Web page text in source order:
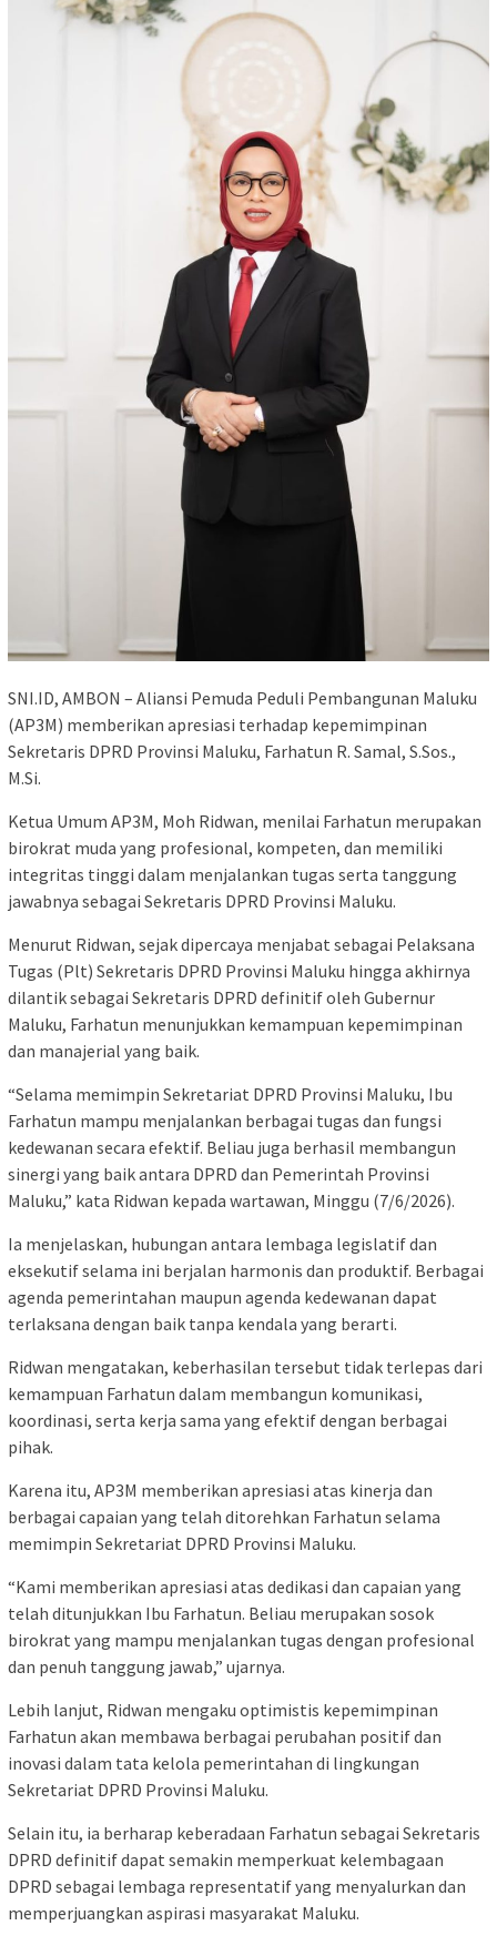
SNI.ID, AMBON – Aliansi Pemuda Peduli Pembangunan Maluku
(AP3M) memberikan apresiasi terhadap kepemimpinan
Sekretaris DPRD Provinsi Maluku, Farhatun R. Samal, S.Sos.,
M.Si.
Ketua Umum AP3M, Moh Ridwan, menilai Farhatun merupakan
birokrat muda yang profesional, kompeten, dan memiliki
integritas tinggi dalam menjalankan tugas serta tanggung
jawabnya sebagai Sekretaris DPRD Provinsi Maluku.
Menurut Ridwan, sejak dipercaya menjabat sebagai Pelaksana
Tugas (Plt) Sekretaris DPRD Provinsi Maluku hingga akhirnya
dilantik sebagai Sekretaris DPRD definitif oleh Gubernur
Maluku, Farhatun menunjukkan kemampuan kepemimpinan
dan manajerial yang baik.
“Selama memimpin Sekretariat DPRD Provinsi Maluku, Ibu
Farhatun mampu menjalankan berbagai tugas dan fungsi
kedewanan secara efektif. Beliau juga berhasil membangun
sinergi yang baik antara DPRD dan Pemerintah Provinsi
Maluku,” kata Ridwan kepada wartawan, Minggu (7/6/2026).
Ia menjelaskan, hubungan antara lembaga legislatif dan
eksekutif selama ini berjalan harmonis dan produktif. Berbagai
agenda pemerintahan maupun agenda kedewanan dapat
terlaksana dengan baik tanpa kendala yang berarti.
Ridwan mengatakan, keberhasilan tersebut tidak terlepas dari
kemampuan Farhatun dalam membangun komunikasi,
koordinasi, serta kerja sama yang efektif dengan berbagai
pihak.
Karena itu, AP3M memberikan apresiasi atas kinerja dan
berbagai capaian yang telah ditorehkan Farhatun selama
memimpin Sekretariat DPRD Provinsi Maluku.
“Kami memberikan apresiasi atas dedikasi dan capaian yang
telah ditunjukkan Ibu Farhatun. Beliau merupakan sosok
birokrat yang mampu menjalankan tugas dengan profesional
dan penuh tanggung jawab,” ujarnya.
Lebih lanjut, Ridwan mengaku optimistis kepemimpinan
Farhatun akan membawa berbagai perubahan positif dan
inovasi dalam tata kelola pemerintahan di lingkungan
Sekretariat DPRD Provinsi Maluku.
Selain itu, ia berharap keberadaan Farhatun sebagai Sekretaris
DPRD definitif dapat semakin memperkuat kelembagaan
DPRD sebagai lembaga representatif yang menyalurkan dan
memperjuangkan aspirasi masyarakat Maluku.